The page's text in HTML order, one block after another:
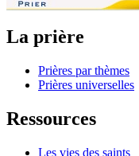
La prière
Prières par thèmes
Prières universelles
Ressources
Les vies des saints